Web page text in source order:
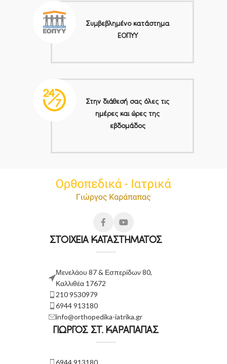
Συμβεβλημένο κατάστημα
ΕΟΠΥΥ
Στην διάθεσή σας όλες τις
ημέρες και ώρες της
εβδομάδος
ΣΤΟΙΧΕΙΑ ΚΑΤΑΣΤΗΜΑΤΟΣ
Μενελάου 87 & Εσπερίδων 80,
Καλλιθέα 17672
210 9530979
6944 913180
info@orthopedika-iatrika.gr
ΓΙΩΡΓΟΣ ΣΤ. ΚΑΡΑΠΑΠΑΣ
6944 913180